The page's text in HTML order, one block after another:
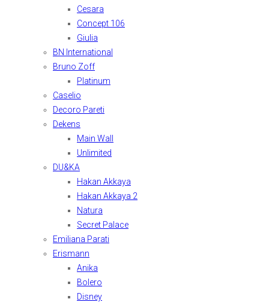
Cesara
Concept 106
Giulia
BN International
Bruno Zoff
Platinum
Caselio
Decoro Pareti
Dekens
Main Wall
Unlimited
DU&KA
Hakan Akkaya
Hakan Akkaya 2
Natura
Secret Palace
Emiliana Parati
Erismann
Anika
Bolero
Disney